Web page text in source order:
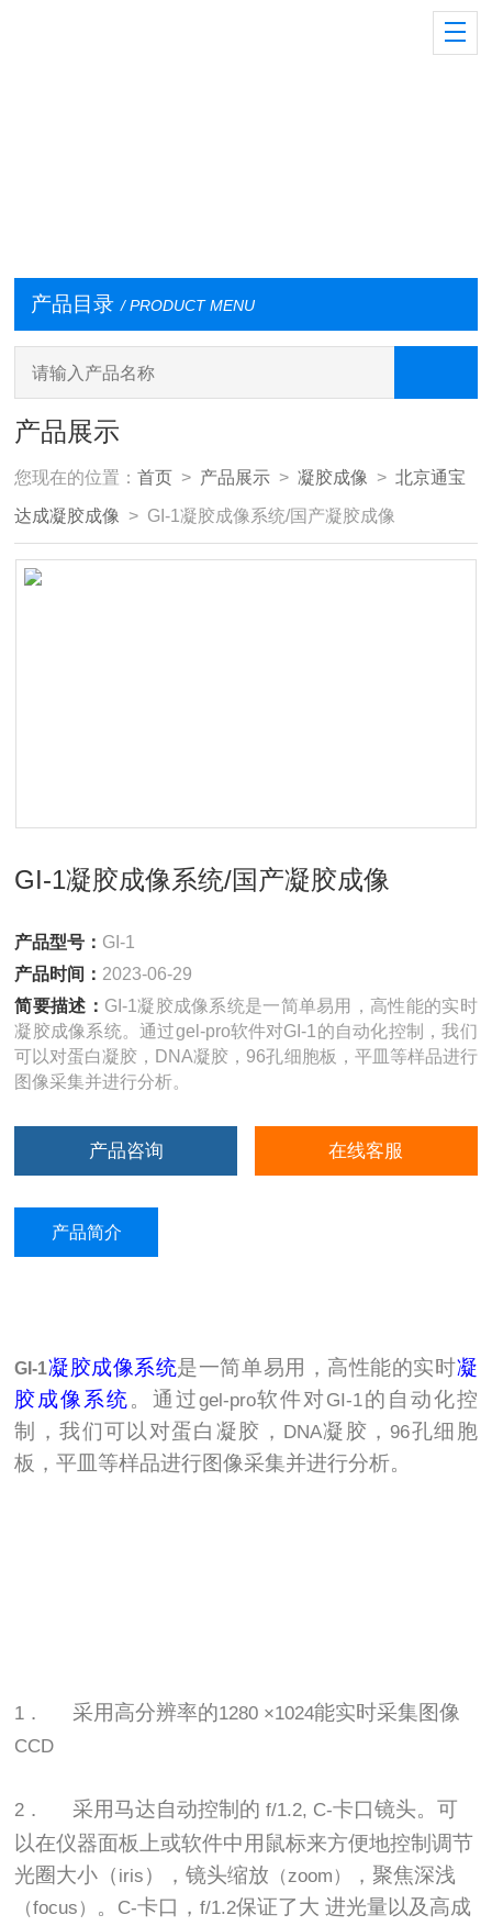
产品目录 / PRODUCT MENU
产品展示
您现在的位置：首页 > 产品展示 >凝胶成像 >北京通宝
达成凝胶成像 > GI-1凝胶成像系统/国产凝胶成像
GI-1凝胶成像系统/国产凝胶成像
产品型号： GI-1
产品时间： 2023-06-29
简要描述： GI-1凝胶成像系统是一简单易用，高性能的实时
凝胶成像系统。通过gel-pro软件对GI-1的自动化控制，我们
可以对蛋白凝胶，DNA凝胶，96孔细胞板，平皿等样品进行
图像采集并进行分析。
产品咨询 在线客服
产品简介
GI-1凝胶成像系统是一简单易用，高性能的实时凝
胶成像系统。通过gel-pro软件对GI-1 的自动化控
制，我们可以对蛋白凝胶， DNA凝胶， 96孔细胞
板，平皿等样品进行图像采集并进行分析。
1． 采用高分辨率的1280 ×1024能实时采集图像
CCD
2． 采用马达自动控制的 f/1.2, C-卡口镜头。可
以在仪器面板上或软件中用鼠标来方便地控制调节
光圈大小（ iris ），镜头缩放 （zoom） ，聚焦深浅
（focus） 。 C-卡口，f/1.2保证了大 进光量以及高成